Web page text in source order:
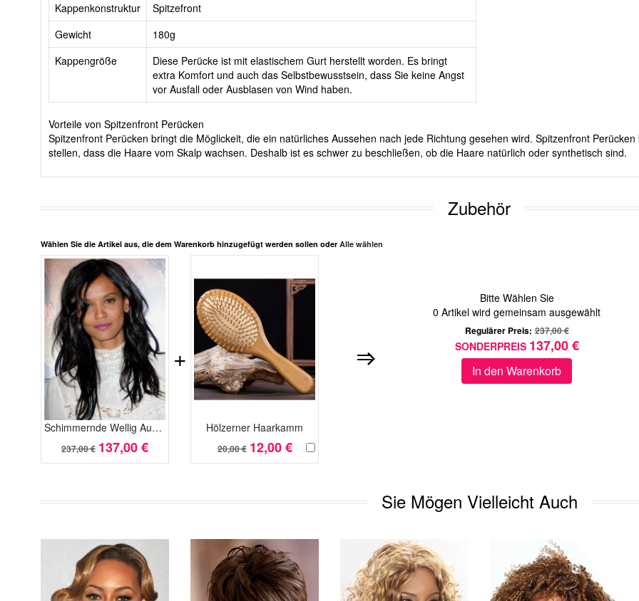
Kappenkonstruktur
Spitzefront
Gewicht
180g
Kappengröße
Diese Perücke ist mit elastischem Gurt herstellt worden. Es bringt
extra Komfort und auch das Selbstbewusstsein, dass Sie keine Angst
vor Ausfall oder Ausblasen von Wind haben.
Vorteile von Spitzenfront Perücken
Spitzenfront Perücken bringt die Möglickeit, die ein natürliches Aussehen nach jede Richtung gesehen wird. Spitzenfront
stellen, dass die Haare vom Skalp wachsen. Deshalb ist es schwer zu beschließen, ob die Haare natürlich oder synthetisch sind.
Zubehör
Wählen Sie die Artikel aus, die dem Warenkorb hinzugefügt werden sollen oder Alle wählen
Schimmernde Wellig Auffällige Spitzefront Kunsthaar Perücke
237,00 € 137,00 €
Hölzerner Haarkamm
20,00 € 12,00 €
+
Bitte Wählen Sie
0 Artikel wird gemeinsam ausgewählt
Regulärer Preis: 237,00 €
SONDERPREIS 137,00 €
In den Warenkorb
Sie Mögen Vielleicht Auch